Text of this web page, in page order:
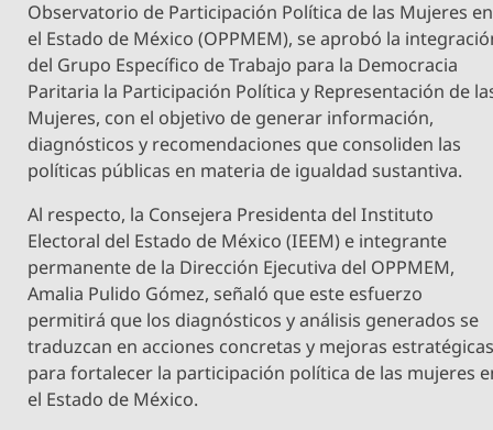
Observatorio de Participación Política de las Mujeres en
el Estado de México (OPPMEM), se aprobó la
del Grupo Específico de Trabajo para la Democracia
Paritaria la Participación Política y Representación de
Mujeres, con el objetivo de generar información,
diagnósticos y recomendaciones que consoliden las
políticas públicas en materia de igualdad sustantiva.
Al respecto, la Consejera Presidenta del Instituto
Electoral del Estado de México (IEEM) e integrante
permanente de la Dirección Ejecutiva del OPPMEM,
Amalia Pulido Gómez, señaló que este esfuerzo
permitirá que los diagnósticos y análisis generados se
traduzcan en acciones concretas y mejoras
para fortalecer la participación política de las mujeres
el Estado de México.